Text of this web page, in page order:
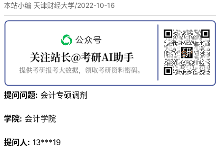
本站小编 天津财经大学/2022-10-16
提问问题: 会计专硕调剂
学院: 会计学院
提问人: 13***19